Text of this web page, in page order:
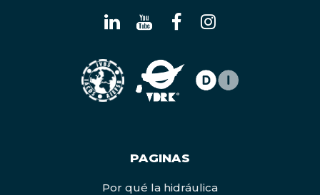
PAGINAS
Por qué la hidráulica